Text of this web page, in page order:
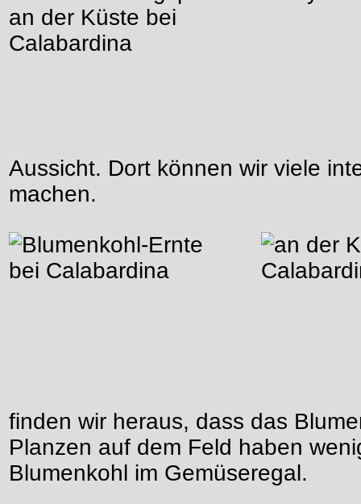
Aussicht. Dort können wir viele
machen.
finden wir heraus, dass das
Planzen auf dem Feld haben
Blumenkohl im Gemüseregal.